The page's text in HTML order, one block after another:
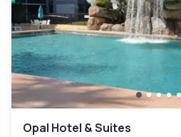
Opal Hotel & Suites